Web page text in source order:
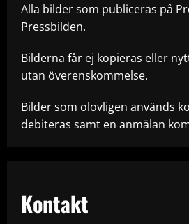
Alla bilder som publiceras på
Pressbilden.
Bilderna får ej kopieras eller
utan överenskommelse.
Bilder som olovligen används
debiteras samt en anmälan
Kontakt